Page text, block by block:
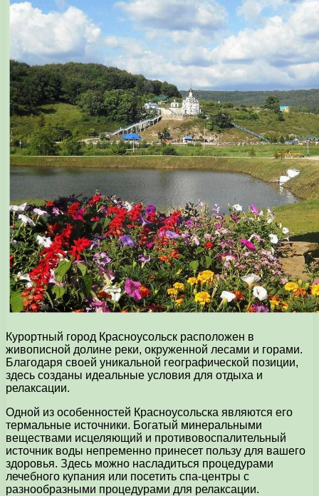
Курортный город Красноусольск расположен в
живописной долине реки, окруженной лесами и горами.
Благодаря своей уникальной географической позиции,
здесь созданы идеальные условия для отдыха и
релаксации.
Одной из особенностей Красноусольска являются его
термальные источники. Богатый минеральными
веществами исцеляющий и противовоспалительный
источник воды непременно принесет пользу для вашего
здоровья. Здесь можно насладиться процедурами
лечебного купания или посетить спа-центры с
разнообразными процедурами для релаксации.